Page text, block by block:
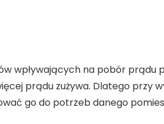
wpływających na pobór prądu
prądu zużywa. Dlatego przy
go do potrzeb danego